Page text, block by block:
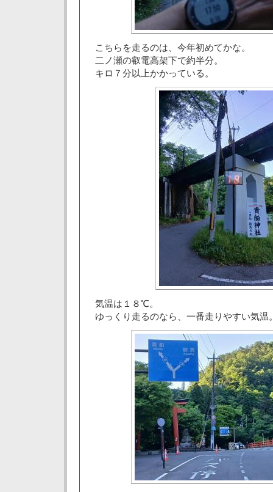
こちらを走るのは、今年初めてかな。
二ノ瀬の叡電高架下で約半分。
キロ７分以上かかっている。
気温は１８℃。
ゆっくり走るのなら、一番走りやすい気温